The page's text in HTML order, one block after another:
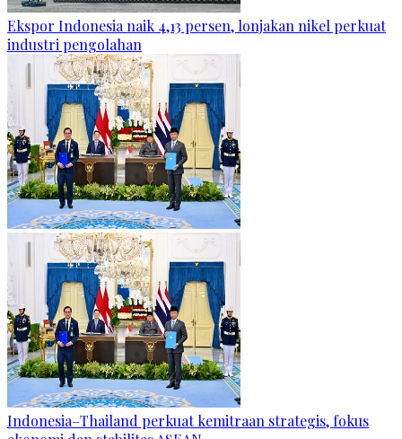
Ekspor Indonesia naik 4,13 persen, lonjakan nikel perkuat
industri pengolahan
Indonesia–Thailand perkuat kemitraan strategis, fokus